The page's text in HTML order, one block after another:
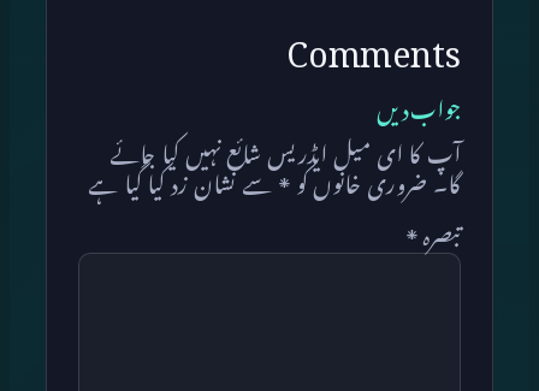
Comments
جواب دیں
آپ کا ای میل ایڈریس شائع نہیں کیا جائے
گا۔ ضروری خانوں کو* سے نشان زد کیا گیا ہے
تبصرہ*